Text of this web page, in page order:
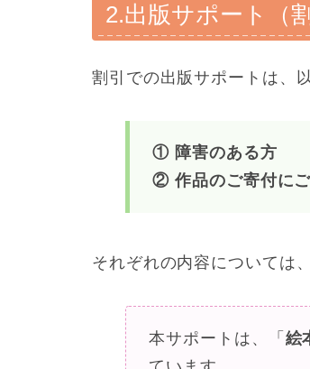
2.出版サポート（
割引での出版サポートは、
① 障害のある方
② 作品のご寄付に
それぞれの内容については
本サポートは、「 絵